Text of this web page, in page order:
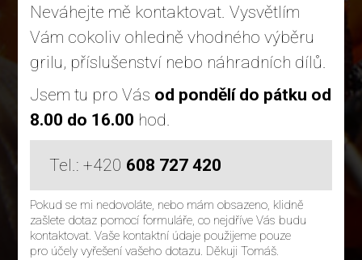
Neváhejte mě kontaktovat. Vysvětlím
Vám cokoliv ohledně vhodného výběru
grilu, příslušenství nebo náhradních dílů.
Jsem tu pro Vás od pondělí do pátku od
8.00 do 16.00 hod.
Tel.: +420 608 727 420
Pokud se mi nedovoláte, nebo mám obsazeno, klidně
zašlete dotaz pomocí formuláře, co nejdříve Vás budu
kontaktovat. Vaše kontaktní údaje použijeme pouze
pro účely vyřešení vašeho dotazu. Děkuji Tomáš.